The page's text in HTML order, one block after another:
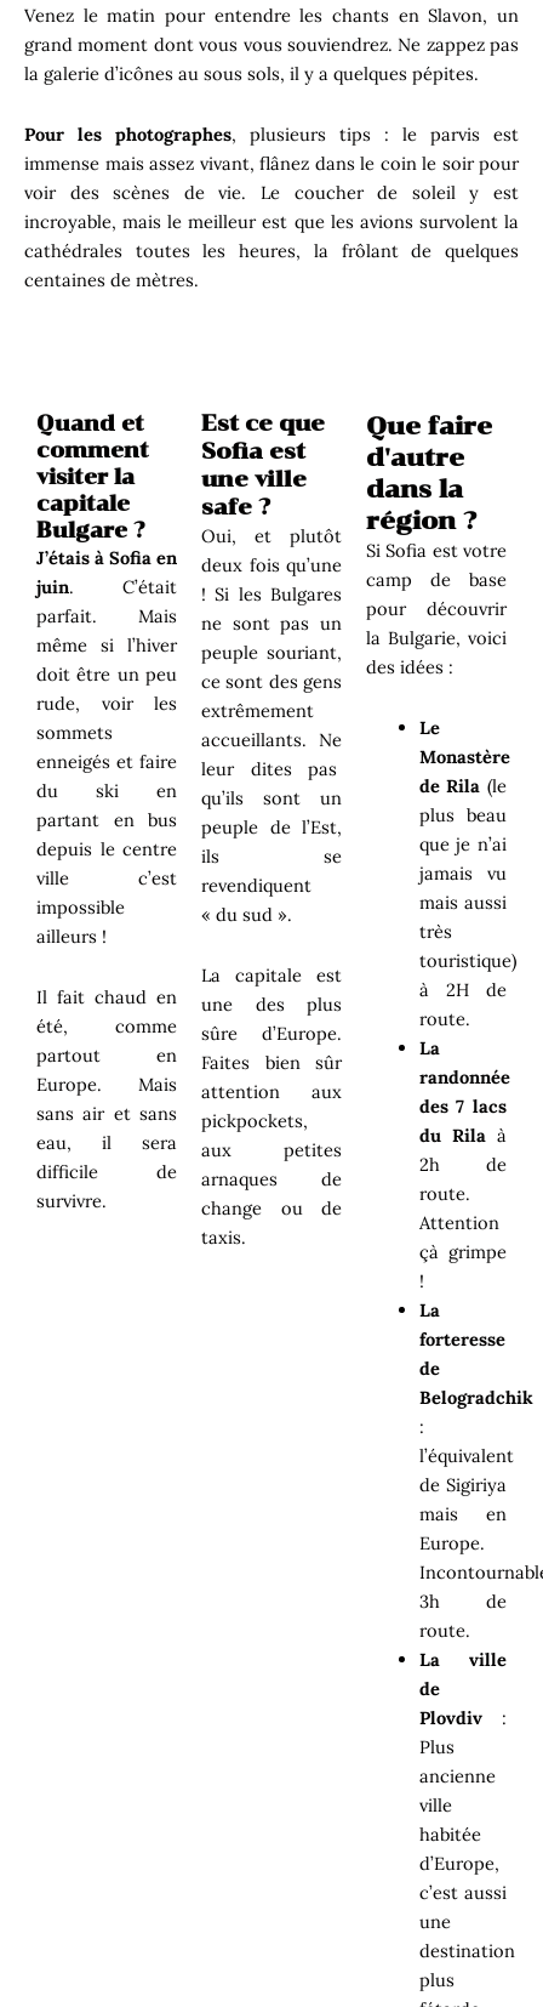
Venez le matin pour entendre les chants en Slavon, un
grand moment dont vous vous souviendrez. Ne zappez pas
la galerie d’icônes au sous sols, il y a quelques pépites.
Pour les photographes, plusieurs tips : le parvis est
immense mais assez vivant, flânez dans le coin le soir pour
voir des scènes de vie. Le coucher de soleil y est
incroyable, mais le meilleur est que les avions survolent la
cathédrales toutes les heures, la frôlant de quelques
centaines de mètres.
Quand et
comment
visiter la
capitale
Bulgare ?
J’étais à Sofia en
juin. C’était
parfait. Mais
même si l’hiver
doit être un peu
rude, voir les
sommets
enneigés et faire
du ski en
partant en bus
depuis le centre
ville c’est
impossible
ailleurs !
Il fait chaud en
été, comme
partout en
Europe. Mais
sans air et sans
eau, il sera
difficile de
survivre.
Est ce que
Sofia est
une ville
safe ?
Oui, et plutôt
deux fois qu’une
! Si les Bulgares
ne sont pas un
peuple souriant,
ce sont des gens
extrêmement
accueillants. Ne
leur dites pas
qu’ils sont un
peuple de l’Est,
ils se
revendiquent
« du sud ».
La capitale est
une des plus
sûre d’Europe.
Faites bien sûr
attention aux
pickpockets,
aux petites
arnaques de
change ou de
taxis.
Que faire
d'autre
dans la
région ?
Si Sofia est votre
camp de base
pour découvrir
la Bulgarie, voici
des idées :
Le
Monastère
de Rila (le
plus beau
que je n’ai
jamais vu
mais aussi
très
touristique)
à 2H de
route.
La
randonnée
des 7 lacs
du Rila à
2h de
route.
Attention
çà grimpe
!
La
forteresse
de
Belogradchik
:
l’équivalent
de Sigiriya
mais en
Europe.
3h de
route.
La ville
de
Plovdiv:
Plus
ancienne
ville
habitée
d’Europe,
c’est aussi
une
destination
plus